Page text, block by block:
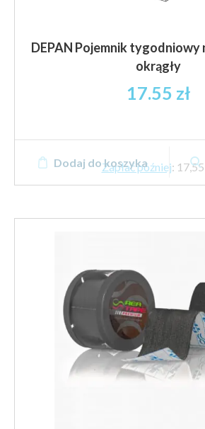
DEPAN Pojemnik tygodniowy
okrągły
17.55 zł
Zapłać później: 17,55
Dodaj do koszyka